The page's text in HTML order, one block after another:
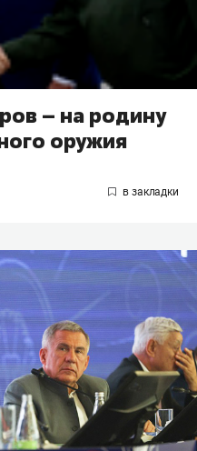
– на родину
оружия